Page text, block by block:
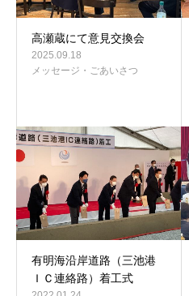
高瀬蔵にて意見交換会
2025.09.18
メッセージ・ごあいさつ
有明海沿岸道路（三池港
ＩＣ連絡路）着工式